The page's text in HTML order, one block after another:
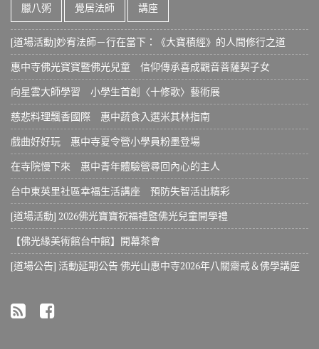
臘八粥 覺居法師 講座
[道場活動]妙宥法師－行在當下：《大寶積經》的人間修行之道
惠中寺佛光寶寶暨佛光兒童 信仰傳承喜成觀音菩薩契子女
向星雲大師學習 小學生首創〈十修歌〉藝術展
慈悲料理飄香國際 惠中蔬食入選米其林指南
戲曲好好玩 惠中寺夏令營小學員粉墨登場
在寺院慢下來 惠中青年體驗營尋回內心的主人
台中東英里社區幸福生活講座 預防失智活出精彩
[道場活動] 2026佛光寶寶祝福禮暨佛光兒童開學禮
【佛光緣美術館台中館】開幕茶會
[道場公告] 活動延期公告 佛光山惠中寺2026年八關齋戒＆佛學講座